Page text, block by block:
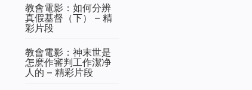
教會電影：如何分辨
真假基督（下） – 精
彩片段
教會電影：神末世是
怎麽作審判工作潔净
人的 – 精彩片段